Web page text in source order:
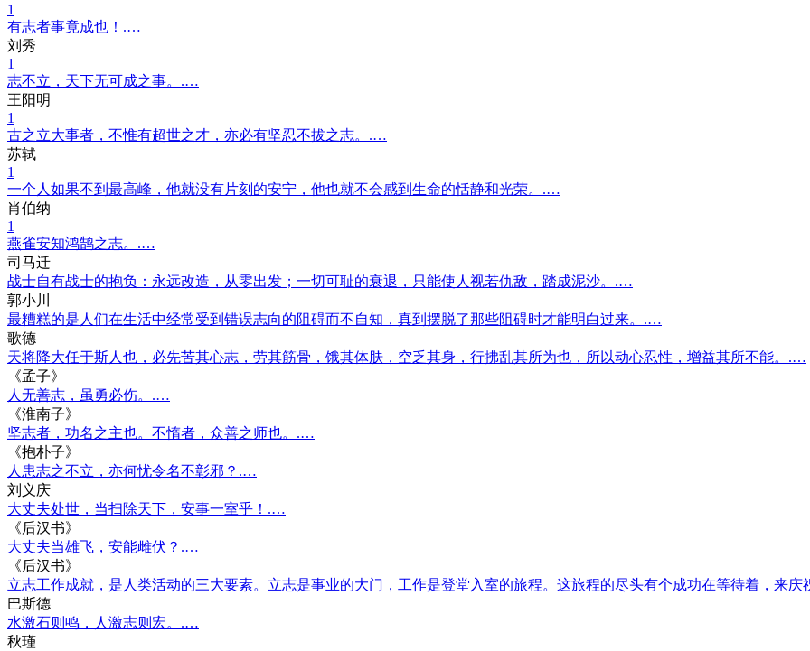
1
有志者事竟成也！.…
刘秀
1
志不立，天下无可成之事。.…
王阳明
1
古之立大事者，不惟有超世之才，亦必有坚忍不拔之志。.…
苏轼
1
一个人如果不到最高峰，他就没有片刻的安宁，他也就不会感到生命的恬静和光荣。.…
肖伯纳
1
燕雀安知鸿鹄之志。.…
司马迁
战士自有战士的抱负：永远改造，从零出发；一切可耻的衰退，只能使人视若仇敌，踏成泥沙。.…
郭小川
最糟糕的是人们在生活中经常受到错误志向的阻碍而不自知，真到摆脱了那些阻碍时才能明白过来。.…
歌德
天将降大任于斯人也，必先苦其心志，劳其筋骨，饿其体肤，空乏其身，行拂乱其所为也，所以动心忍性，增益其所不能。.…
《孟子》
人无善志，虽勇必伤。.…
《淮南子》
坚志者，功名之主也。不惰者，众善之师也。.…
《抱朴子》
人患志之不立，亦何忧令名不彰邪？.…
刘义庆
大丈夫处世，当扫除天下，安事一室乎！.…
《后汉书》
大丈夫当雄飞，安能雌伏？.…
《后汉书》
立志工作成就，是人类活动的三大要素。立志是事业的大门，工作是登堂入室的旅程。这旅程的尽头有个成功在等待着，来
巴斯德
水激石则鸣，人激志则宏。.…
秋瑾